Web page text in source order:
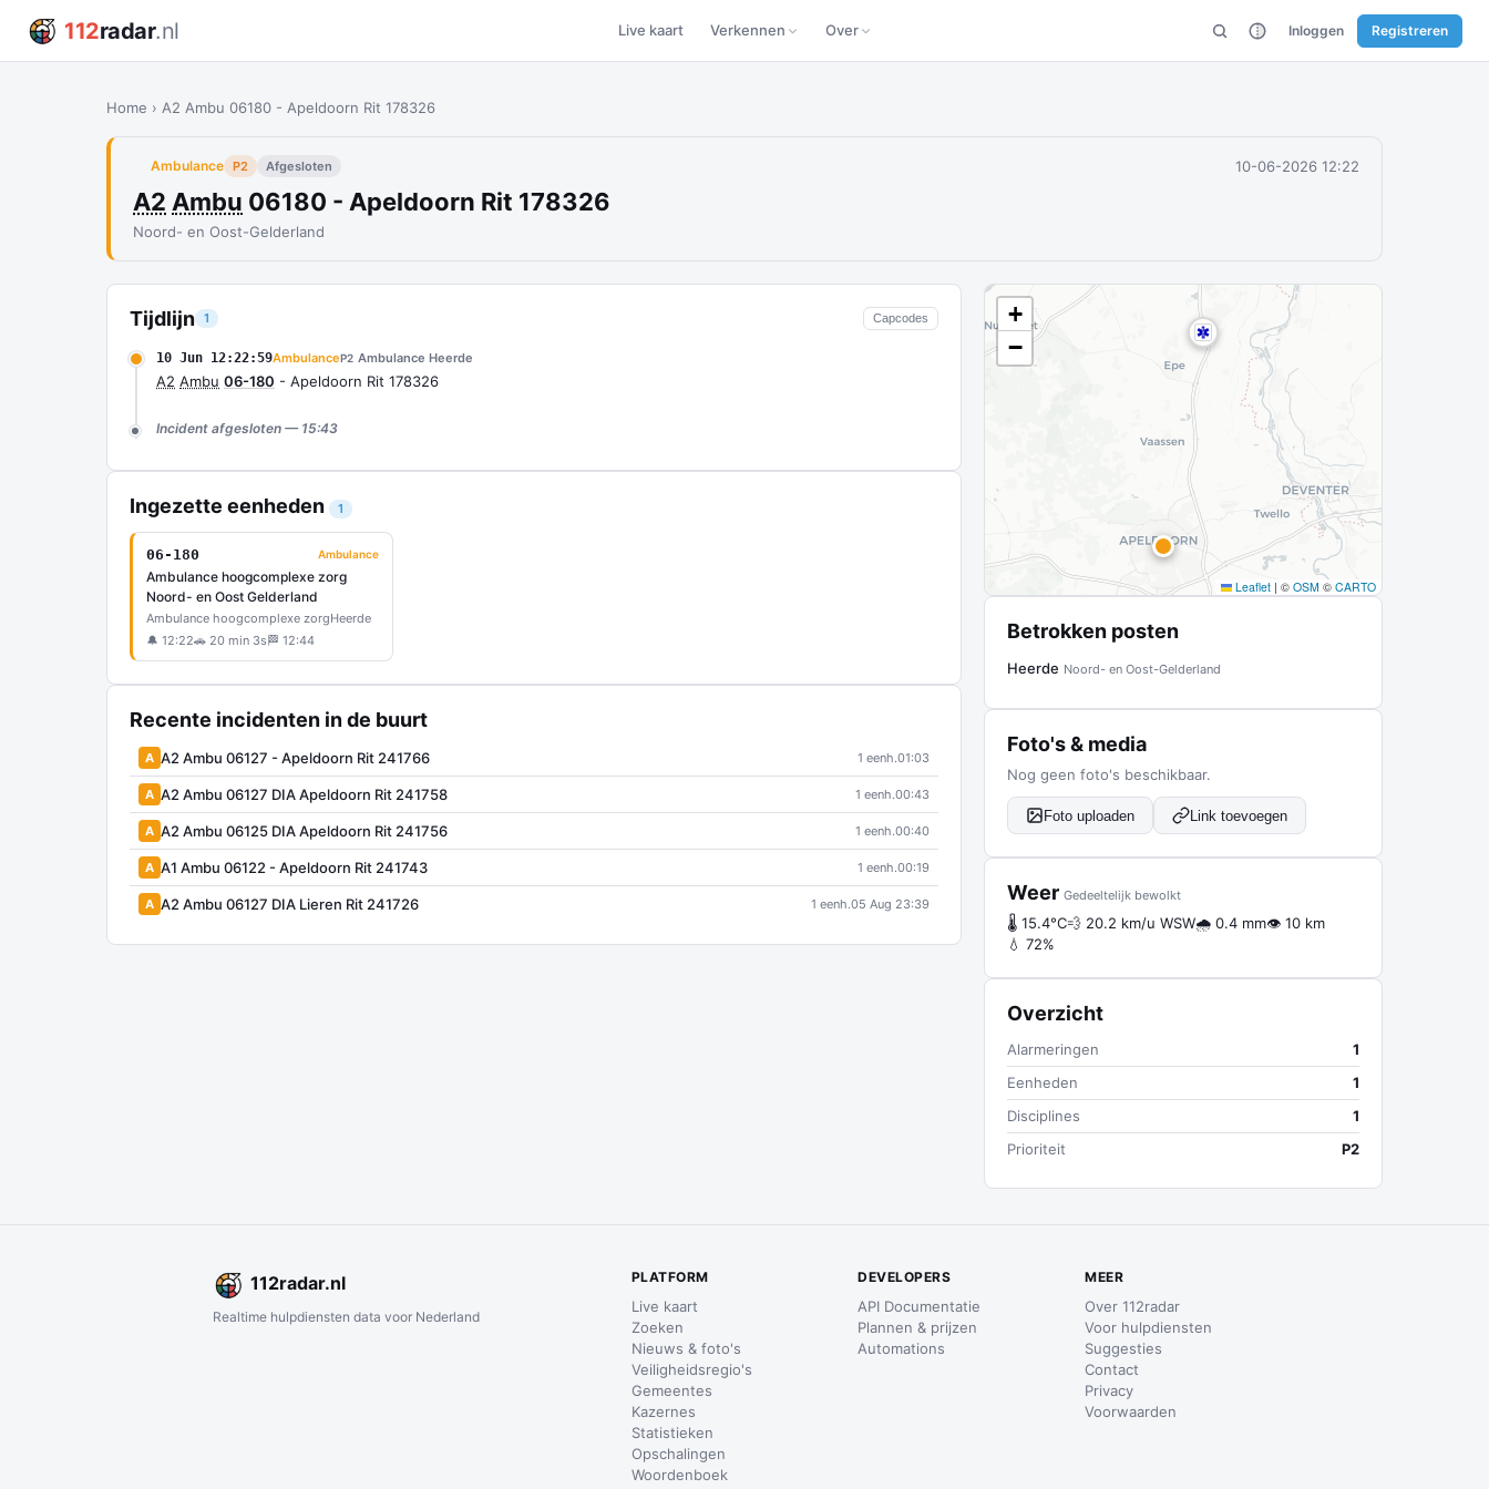
112radar.nl Live kaart Verkennen Over Inloggen Registreren
Home › A2 Ambu 06180 - Apeldoorn Rit 178326
Ambulance P2 Afgesloten 10-06-2026 12:22
A2 Ambu 06180 - Apeldoorn Rit 178326
Noord- en Oost-Gelderland
Tijdlijn 1 Capcodes
10 Jun 12:22:59AmbulanceP2 Ambulance Heerde
A2 Ambu 06-180 - Apeldoorn Rit 178326
Incident afgesloten — 15:43
Ingezette eenheden 1
06-180 Ambulance
Ambulance hoogcomplexe zorg
Noord- en Oost Gelderland
Ambulance hoogcomplexe zorgHeerde
🔔 12:22🚗 20 min 3s 🏁 12:44
Recente incidenten in de buurt
A A2 Ambu 06127 - Apeldoorn Rit 241766 1 eenh.01:03
A A2 Ambu 06127 DIA Apeldoorn Rit 241758 1 eenh.00:43
A A2 Ambu 06125 DIA Apeldoorn Rit 241756 1 eenh.00:40
A A1 Ambu 06122 - Apeldoorn Rit 241743 1 eenh.00:19
A A2 Ambu 06127 DIA Lieren Rit 241726 1 eenh.05 Aug 23:39
+
−
Leaflet | © OSM © CARTO
Betrokken posten
Heerde Noord- en Oost-Gelderland
Foto's & media
Nog geen foto's beschikbaar.
Foto uploaden Link toevoegen
Weer Gedeeltelijk bewolkt
🌡 15.4°C💨 20.2 km/u WSW🌧 0.4 mm👁 10 km
💧 72%
Overzicht
Alarmeringen
1
Eenheden
1
Disciplines
1
Prioriteit
P2
112radar.nl
Realtime hulpdiensten data voor Nederland
PLATFORM
Live kaart
Zoeken
Nieuws & foto's
Veiligheidsregio's
Gemeentes
Kazernes
Statistieken
Opschalingen
Woordenboek
DEVELOPERS
API Documentatie
Plannen & prijzen
Automations
MEER
Over 112radar
Voor hulpdiensten
Suggesties
Contact
Privacy
Voorwaarden